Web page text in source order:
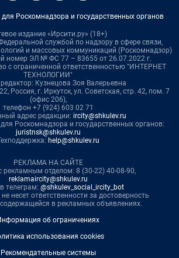
Роскомнадзора и государственных органов
издание «Ирсити.ру» (18+)
службой по надзору в сфере связи,
и массовых коммуникаций (Роскомнадзор)
номер ЭЛ № ФС 77 – 83655 от 26.07.2022 г.
с ограниченной ответственностью "ИНТЕРНЕТ
ТЕХНОЛОГИИ"
Кузнецова Зоя Валерьевна
Россия, г. Иркутск, ул. Советская, стр. 42, пом. 7
(офис 206),
телефон +7 (924) 603 02 71
адрес редакции: ircity@shkulev.ru
Роскомнадзора и государственных органов:
juristnsk@shkulev.ru
help@shkulev.ru
РЕКЛАМА НА САЙТЕ
рекламным отделом: 8 (30-22) 40-08-90,
reklamaircity@shkulev.ru
телеграм: @shkulev_social_ircity_bot
несет ответственности за достоверность
в рекламных объявлениях.
об ограничениях
использования cookies
Рекомендательные системы